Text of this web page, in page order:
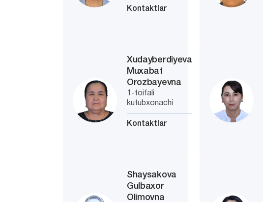
Kontaktlar
Xudayberdiyeva
Muxabat
Orozbayevna
1-toifali
kutubxonachi
Kontaktlar
Shaysakova
Gulbaxor
Olimovna